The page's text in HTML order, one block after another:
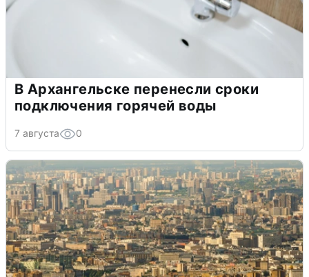
В Архангельске перенесли сроки
подключения горячей воды
7 августа 0